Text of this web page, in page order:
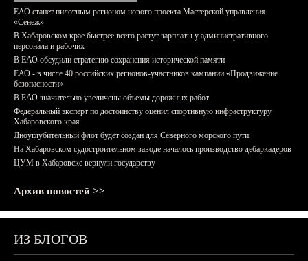
ЕАО станет пилотным регионом нового проекта Мастерской управления
«Сенеж»
В Хабаровском крае быстрее всего растут зарплаты у административного
персонала и рабочих
В ЕАО обсудили стратегию сохранения исторической памяти
ЕАО - в числе 40 российских регионов-участников кампании «Продвижение
безопасности»
В ЕАО значительно увеличены объемы дорожных работ
Федеральный эксперт по достоинству оценил спортивную инфраструктуру
Хабаровского края
Дноуглубительный флот будет создан для Северного морского пути
На Хабаровском судостроительном заводе началось производство дебаркадеров
ЦУМ в Хабаровске вернули государству
Архив новостей >>
ИЗ БЛОГОВ